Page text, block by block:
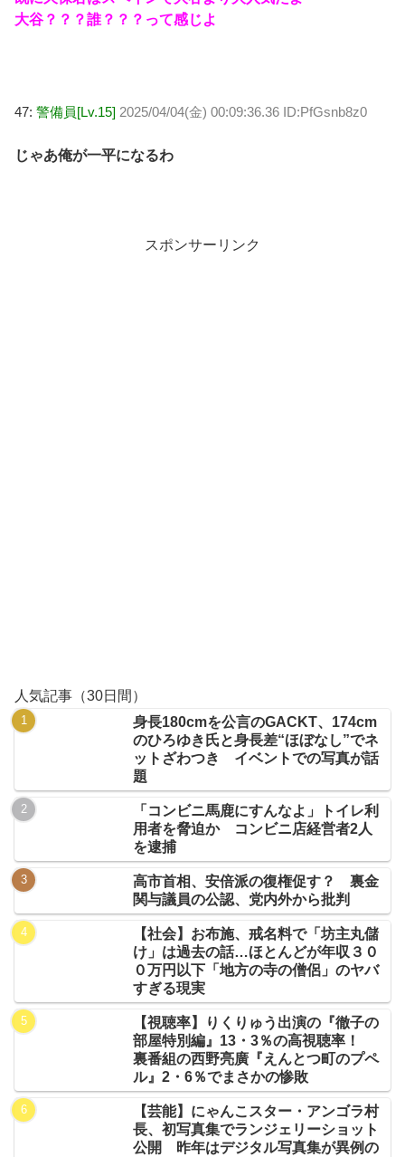
大谷？？？誰？？？って感じよ
47: 警備員[Lv.15] 2025/04/04(金) 00:09:36.36 ID:PfGsnb8z0
じゃあ俺が一平になるわ
スポンサーリンク
人気記事（30日間）
身長180cmを公言のGACKT、174cm
のひろゆき氏と身長差“ほぼなし”でネ
ットざわつき イベントでの写真が話
題
「コンビニ馬鹿にすんなよ」トイレ利
用者を脅迫か コンビニ店経営者2人
を逮捕
高市首相、安倍派の復権促す？ 裏金
関与議員の公認、党内外から批判
【社会】お布施、戒名料で「坊主丸儲
け」は過去の話…ほとんどが年収３０
０万円以下「地方の寺の僧侶」のヤバ
すぎる現実
【視聴率】りくりゅう出演の『徹子の
部屋特別編』13・3％の高視聴率！
裏番組の西野亮廣『えんとつ町のプペ
ル』2・6％でまさかの惨敗
【芸能】にゃんこスター・アンゴラ村
長、初写真集でランジェリーショット
公開 昨年はデジタル写真集が異例の